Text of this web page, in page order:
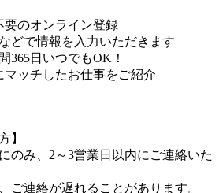
要のオンライン登録
で情報を入力いただきます
日いつでもOK！
ッチしたお仕事をご紹介
】
のみ、2～3営業日以内にご連絡いた
ご連絡が遅れることがあります。